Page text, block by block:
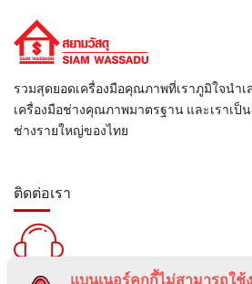
รวมสุดยอดเครื่องมือคุณภาพที่เราภูมิใจนำ
เครื่องมือช่างคุณภาพมาตรฐาน และเราเป็
ช่างรายใหญ่ของไทย
ติดต่อเรา
แบนเนอร์คุกกี้ไม่สามารถใ